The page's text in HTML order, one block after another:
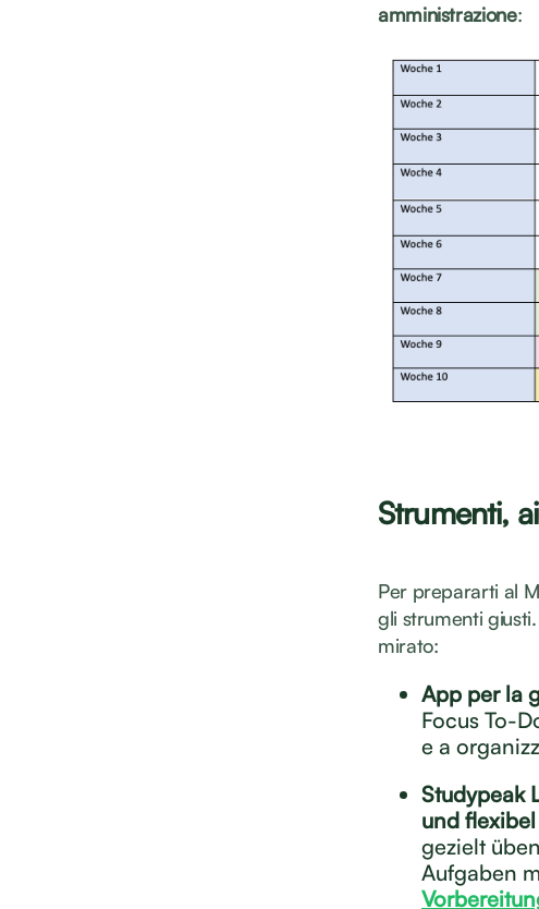
amministrazione:
Strumenti,
Per prepararti al
gli strumenti
mirato:
App per la
Focus To-
e a
Studypeak
und
gezielt
Aufgaben